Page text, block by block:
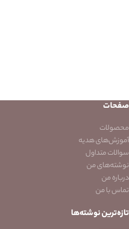
صفحات
محصولات
آموزش‌های هدیه
سوالات متداول
نوشته‌های من
درباره من
تماس با من
تازه‌ترین نوشته‌ها